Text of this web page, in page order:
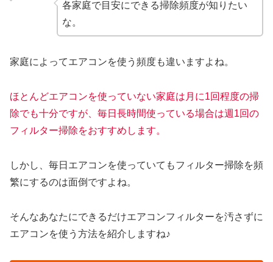
各家庭で目安にできる掃除頻度が知りたい
な。
家庭によってエアコンを使う頻度も違いますよね。
ほとんどエアコンを使っていない家庭は月に1回程度の掃
除でも十分ですが、毎日長時間使っている場合は週1回の
フィルター掃除をおすすめします。
しかし、毎日エアコンを使っていてもフィルター掃除を頻
繁にするのは面倒ですよね。
そんなあなたにできるだけエアコンフィルターを汚さずに
エアコンを使う方法を紹介しますね♪